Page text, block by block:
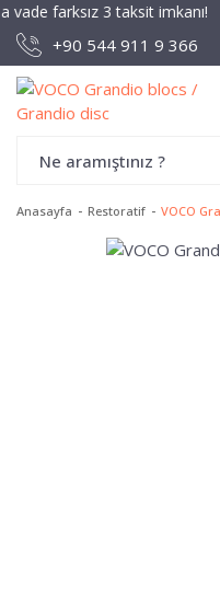
vade farksız 3 taksit imkanı!
+90 544 911 9 366
Anasayfa Restoratif VOCO